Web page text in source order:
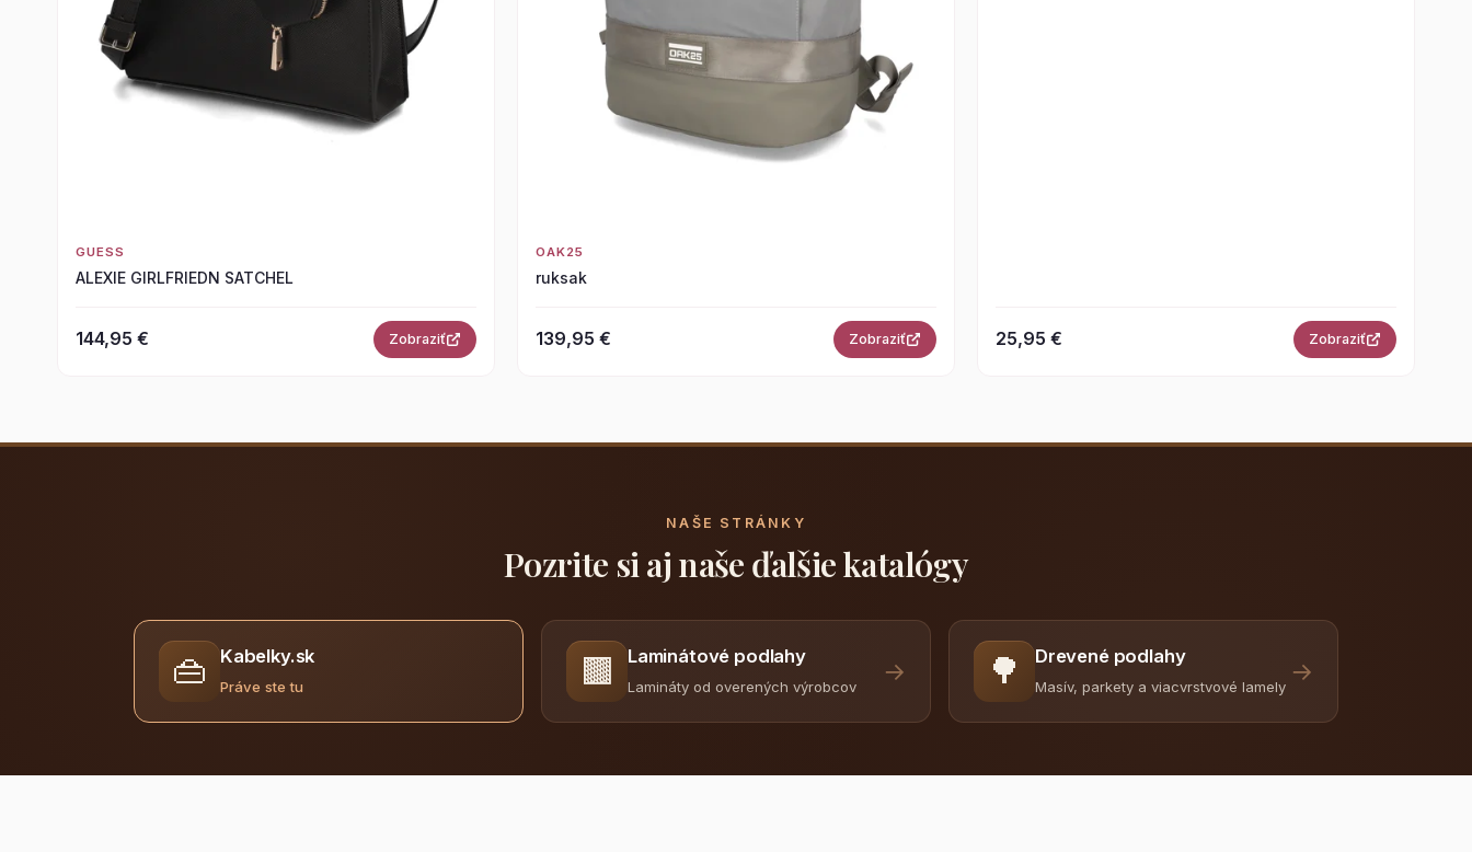
GUESS
ALEXIE GIRLFRIEDN SATCHEL
144,95 € Zobraziť
OAK25
ruksak
139,95 € Zobraziť 25,95 € Zobraziť
NAŠE STRÁNKY
Pozrite si aj naše ďalšie katalógy
👜 Kabelky.sk
Práve ste tu 🟫 Laminátové podlahy
Lamináty od overených výrobcov
→ 🌳 Drevené podlahy
Masív, parkety a viacvrstvové lamely
→